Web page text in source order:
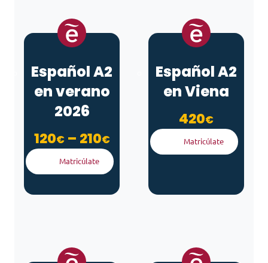
Español A2
en verano
2026
120€ – 210€Rango de precios:
Matricúlate
Español A2
en Viena
420€
Matricúlate